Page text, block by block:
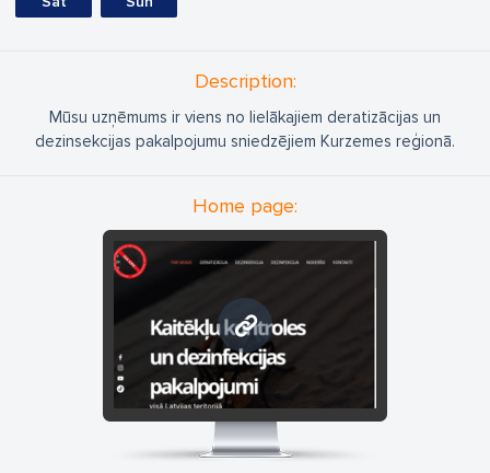
Description:
Mūsu uzņēmums ir viens no lielākajiem deratizācijas un
dezinsekcijas pakalpojumu sniedzējiem Kurzemes reģionā.
Home page:
www.kpk.lv